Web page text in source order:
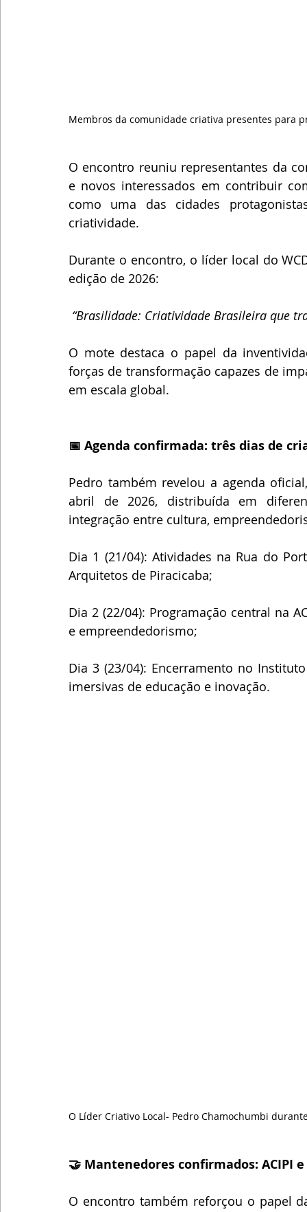
Membros da comunidade criativa presentes para
O encontro reuniu representantes da
e novos interessados em contribuir
como uma das cidades
criatividade.
Durante o encontro, o líder local do
edição de 2026:
“Brasilidade: Criatividade Brasileira que
O mote destaca o papel da
forças de transformação capazes de
em escala global.
📅 Agenda confirmada: três dias de
Pedro também revelou a agenda
abril de 2026, distribuída em
integração entre cultura,
Dia 1 (21/04): Atividades na Rua do
Arquitetos de Piracicaba;
Dia 2 (22/04): Programação central na
e empreendedorismo;
Dia 3 (23/04): Encerramento no
imersivas de educação e inovação.
O Líder Criativo Local- Pedro Chamochumbi
🤝 Mantenedores confirmados: ACIPI
O encontro também reforçou o papel